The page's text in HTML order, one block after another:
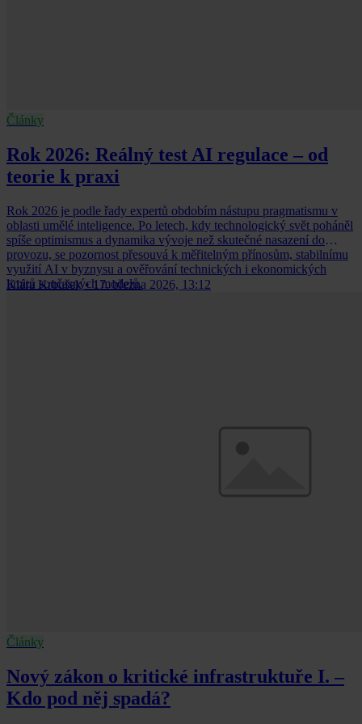
Články
Rok 2026: Reálný test AI regulace – od
teorie k praxi
Rok 2026 je podle řady expertů obdobím nástupu pragmatismu v
oblasti umělé inteligence. Po letech, kdy technologický svět poháněl
spíše optimismus a dynamika vývoje než skutečné nasazení do
provozu, se pozornost přesouvá k měřitelným přínosům, stabilnímu
využití AI v byznysu a ověřování technických i ekonomických
limitů současných modelů.
Klára Krbušek • 17. března 2026, 13:12
Články
Nový zákon o kritické infrastruktuře I. –
Kdo pod něj spadá?